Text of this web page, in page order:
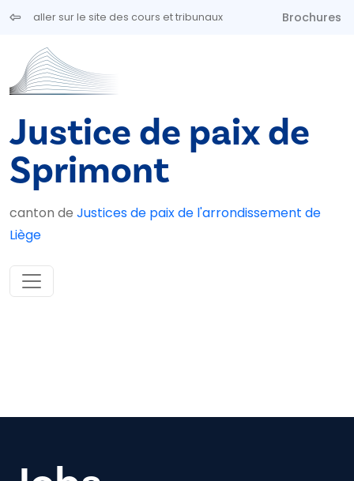
Aller au contenu principal
aller sur le site des cours et tribunaux Brochures
Justice de paix de
Sprimont
canton de Justices de paix de l'arrondissement de
Liège